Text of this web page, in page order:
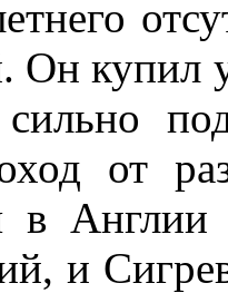
Он купил
от
в Англии
и